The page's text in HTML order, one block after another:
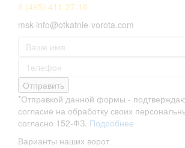
8 (495) 411-27-16
msk-info@otkatnie-vorota.com
Отправить
*Отправкой данной формы -
согласие на обработку своих
согласно 152-ФЗ. Подробнее
Варианты наших ворот